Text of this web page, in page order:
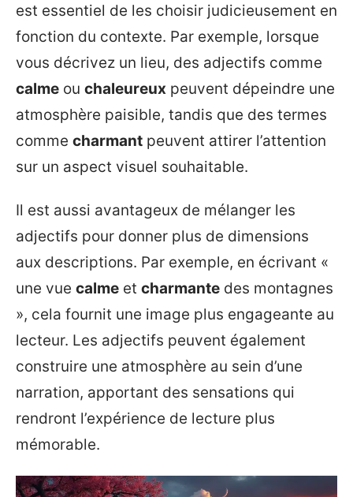
est essentiel de les choisir judicieusement en
fonction du contexte. Par exemple, lorsque
vous décrivez un lieu, des adjectifs comme
calme ou chaleureux peuvent dépeindre une
atmosphère paisible, tandis que des termes
comme charmant peuvent attirer l’attention
sur un aspect visuel souhaitable.
Il est aussi avantageux de mélanger les
adjectifs pour donner plus de dimensions
aux descriptions. Par exemple, en écrivant «
une vue calme et charmante des montagnes
», cela fournit une image plus engageante au
lecteur. Les adjectifs peuvent également
construire une atmosphère au sein d’une
narration, apportant des sensations qui
rendront l’expérience de lecture plus
mémorable.